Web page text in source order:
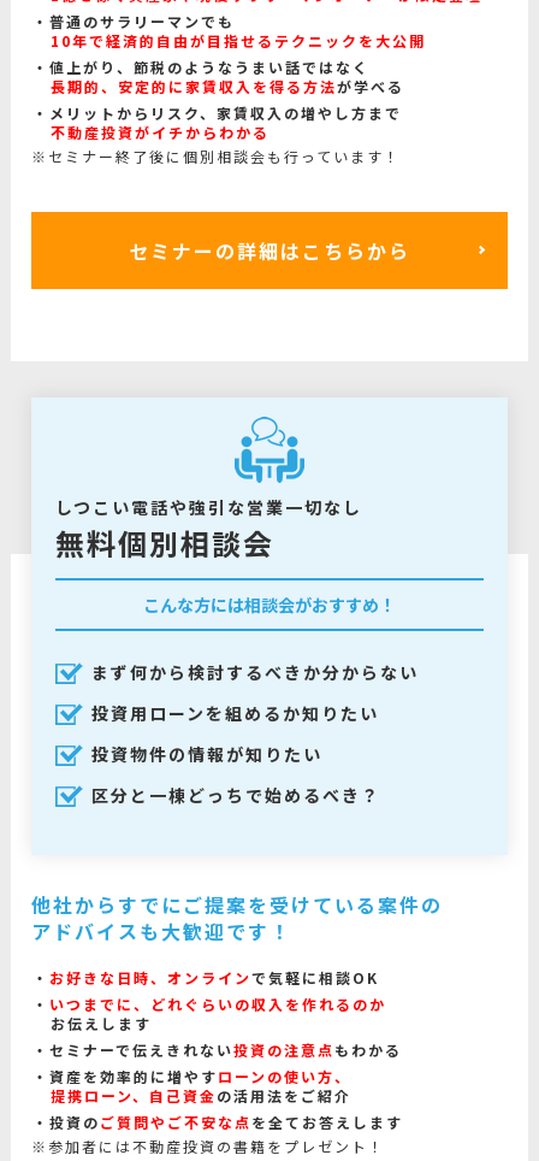
普通のサラリーマンでも
10年で経済的自由が目指せるテクニックを大公開
値上がり、節税のようなうまい話ではなく
長期的、安定的に家賃収入を得る方法が学べる
メリットからリスク、家賃収入の増やし方まで
不動産投資がイチからわかる
※セミナー終了後に個別相談会も行っています！
セミナーの詳細はこちらから
しつこい電話や強引な営業一切なし
無料個別相談会
こんな方には相談会がおすすめ！
まず何から検討するべきか分からない
投資用ローンを組めるか知りたい
投資物件の情報が知りたい
区分と一棟どっちで始めるべき？
他社からすでにご提案を受けている案件の
アドバイスも大歓迎です！
お好きな日時、オンラインで気軽に相談OK
いつまでに、どれぐらいの収入を作れるのか
お伝えします
セミナーで伝えきれない投資の注意点 もわかる
資産を効率的に増やすローンの使い方、
提携ローン、自己資金の活用法をご紹介
投資のご質問やご不安な点 を全てお答えします
※参加者には不動産投資の書籍をプレゼント！